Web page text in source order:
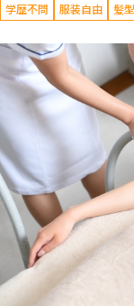
学歴不問 服装自由 髪